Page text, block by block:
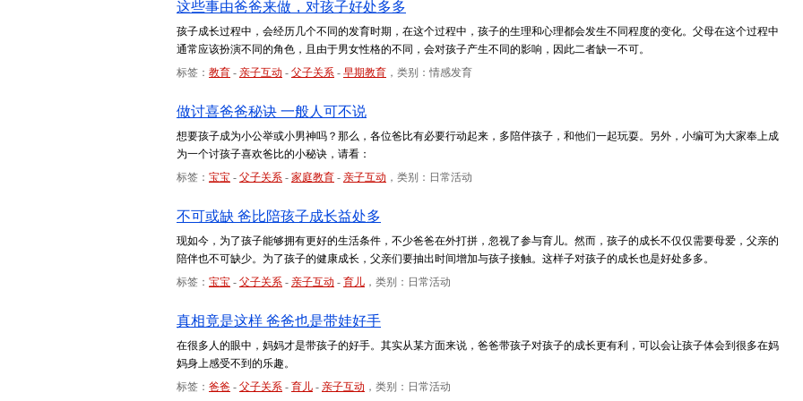
这些事由爸爸来做，对孩子好处多多
孩子成长过程中，会经历几个不同的发育时期，在这个过程中，孩子的生理和心理都会发生不同程度的变化。父母在这个过程中
通常应该扮演不同的角色，且由于男女性格的不同，会对孩子产生不同的影响，因此二者缺一不可。
标签： 教育 - 亲子互动 - 父子关系 - 早期教育 ，类别：情感发育
做讨喜爸爸秘诀 一般人可不说
想要孩子成为小公举或小男神吗？那么，各位爸比有必要行动起来，多陪伴孩子，和他们一起玩耍。另外，小编可为大家奉上成
为一个讨孩子喜欢爸比的小秘诀，请看：
标签： 宝宝 - 父子关系 - 家庭教育 - 亲子互动 ，类别：日常活动
不可或缺 爸比陪孩子成长益处多
现如今，为了孩子能够拥有更好的生活条件，不少爸爸在外打拼，忽视了参与育儿。然而，孩子的成长不仅仅需要母爱，父亲的
陪伴也不可缺少。为了孩子的健康成长，父亲们要抽出时间增加与孩子接触。这样子对孩子的成长也是好处多多。
标签： 宝宝 - 父子关系 - 亲子互动 - 育儿 ，类别：日常活动
真相竟是这样 爸爸也是带娃好手
在很多人的眼中，妈妈才是带孩子的好手。其实从某方面来说，爸爸带孩子对孩子的成长更有利，可以会让孩子体会到很多在妈
妈身上感受不到的乐趣。
标签： 爸爸 - 父子关系 - 育儿 - 亲子互动 ，类别：日常活动